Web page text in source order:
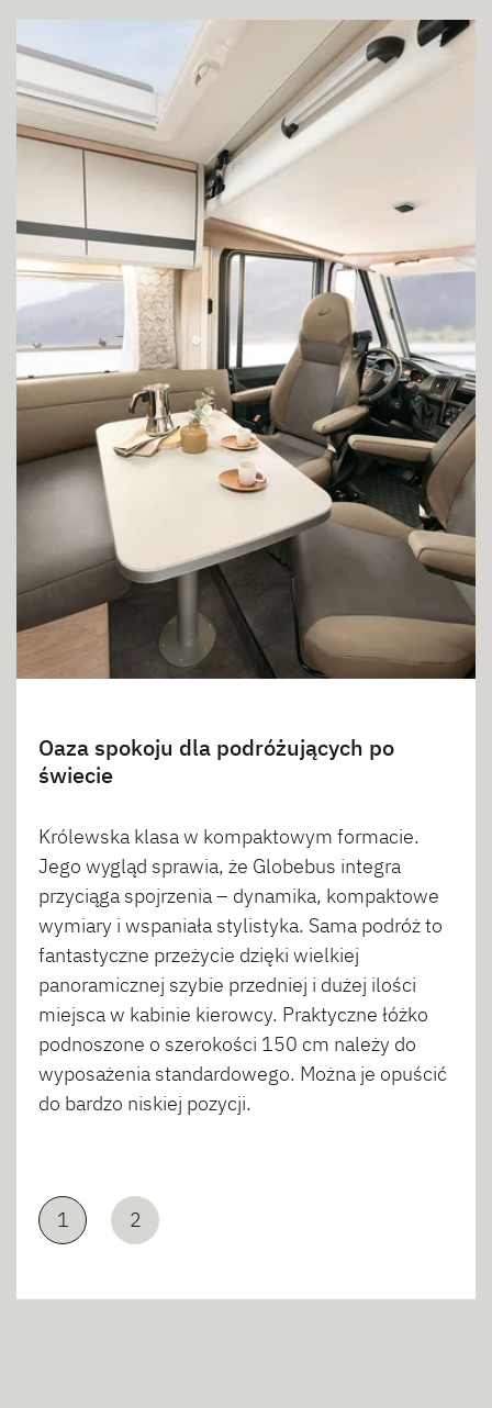
Oaza spokoju dla podróżujących po
świecie
Królewska klasa w kompaktowym formacie.
Jego wygląd sprawia, że Globebus integra
przyciąga spojrzenia – dynamika, kompaktowe
wymiary i wspaniała stylistyka. Sama podróż to
fantastyczne przeżycie dzięki wielkiej
panoramicznej szybie przedniej i dużej ilości
miejsca w kabinie kierowcy. Praktyczne łóżko
podnoszone o szerokości 150 cm należy do
wyposażenia standardowego. Można je opuścić
do bardzo niskiej pozycji.
1 2